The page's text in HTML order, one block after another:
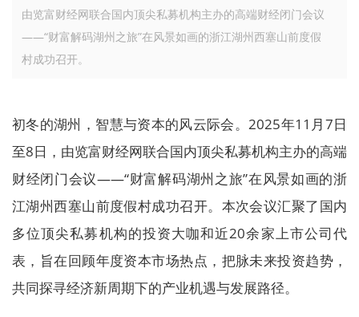
由览富财经网联合国内顶尖私募机构主办的高端财经闭门会议
――“财富解码湖州之旅”在风景如画的浙江湖州西塞山前度假
村成功召开。
初冬的湖州，智慧与资本的风云际会。2025年11月7日
至8日，由览富财经网联合国内顶尖私募机构主办的高端
财经闭门会议――“财富解码湖州之旅”在风景如画的浙
江湖州西塞山前度假村成功召开。本次会议汇聚了国内
多位顶尖私募机构的投资大咖和近20余家上市公司代
表，旨在回顾年度资本市场热点，把脉未来投资趋势，
共同探寻经济新周期下的产业机遇与发展路径。